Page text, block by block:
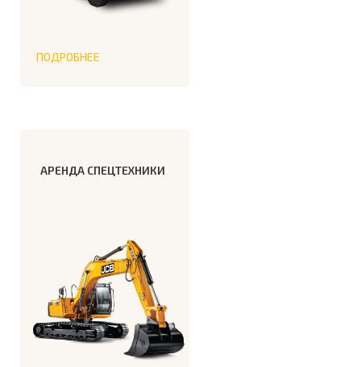
ПОДРОБНЕЕ
АРЕНДА СПЕЦТЕХНИКИ